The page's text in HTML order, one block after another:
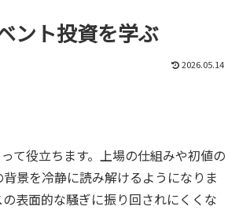
ント投資を学ぶ
2026.05.14
て役立ちます。上場の仕組みや初値の
景を冷静に読み解けるようになりま
表面的な騒ぎに振り回されにくくな